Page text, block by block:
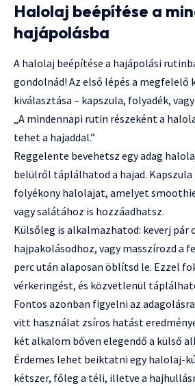
Halolaj beépítése a
hajápolásba
A halolaj beépítése a hajápolási
gondolnád! Az első lépés a megfelelő
kiválasztása – kapszula, folyadék,
„A mindennapi rutin részeként a
tehet a hajaddal.”
Reggelente bevehetsz egy adag
belülről táplálhatod a hajad.
folyékony halolajat, amelyet
vagy salátához is hozzáadhatsz.
Külsőleg is alkalmazhatod: keverj pár
hajpakolásodhoz, vagy masszírozd a
perc után alaposan öblítsd le. Ezzel
vérkeringést, és közvetlenül
Fontos azonban figyelni az
vitt használat zsíros hatást
két alkalom bőven elegendő a külső
Érdemes lehet beiktatni egy halolaj-
kétszer, főleg a téli, illetve a